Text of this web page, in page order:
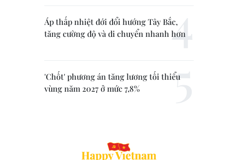
Áp thấp nhiệt đới đổi hướng Tây Bắc,
tăng cường độ và di chuyển nhanh hơn
'Chốt' phương án tăng lương tối thiểu
vùng năm 2027 ở mức 7,8%